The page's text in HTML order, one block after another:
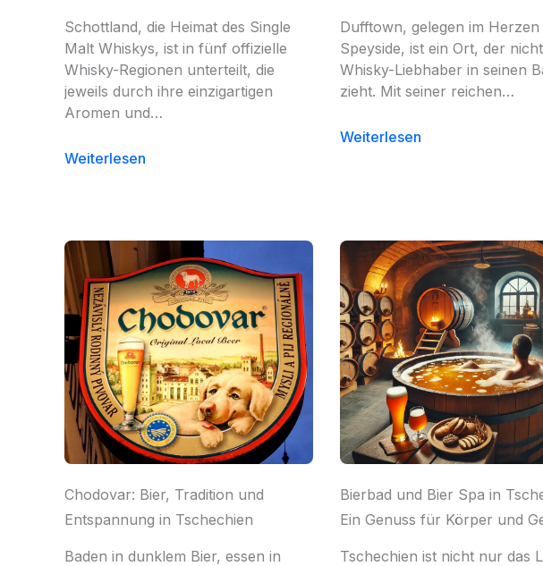
Schottland, die Heimat des Single
Malt Whiskys, ist in fünf offizielle
Whisky-Regionen unterteilt, die
jeweils durch ihre einzigartigen
Aromen und…
Weiterlesen
Dufftown, gelegen im Herzen
Speyside, ist ein Ort, der
Whisky-Liebhaber in seinen
zieht. Mit seiner reichen…
Weiterlesen
Chodovar: Bier, Tradition und
Entspannung in Tschechien
Baden in dunklem Bier, essen in
Bierbad und Bier Spa in
Ein Genuss für Körper und
Tschechien ist nicht nur das